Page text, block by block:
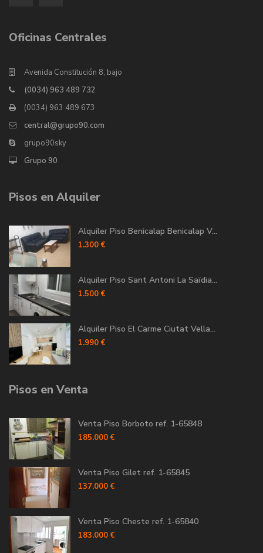
Oficinas Centrales
Avenida Constitución 8, bajo
(0034) 963 489 732
(0034) 963 489 673
central@grupo90.com
grupo90sky
Grupo 90
Pisos en Alquiler
Alquiler Piso Benicalap Benicalap V...
1.300 €
Alquiler Piso Sant Antoni La Saïdia...
1.500 €
Alquiler Piso El Carme Ciutat Vella...
1.990 €
Pisos en Venta
Venta Piso Borboto ref. 1-65848
185.000 €
Venta Piso Gilet ref. 1-65845
137.000 €
Venta Piso Cheste ref. 1-65840
183.000 €